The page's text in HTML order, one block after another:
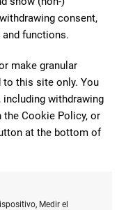
consent,
functions.
make granular
this site only. You
withdrawing
the Cookie Policy, or
at the bottom of
Medir el
con la
y diseño clásico.
diseños modernos,
que destacan por su
que pueden
escritura como a